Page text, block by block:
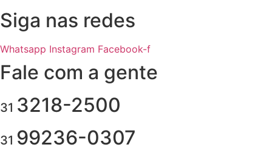
Siga nas redes
Whatsapp Instagram Facebook-f
Fale com a gente
31 3218-2500
31 99236-0307